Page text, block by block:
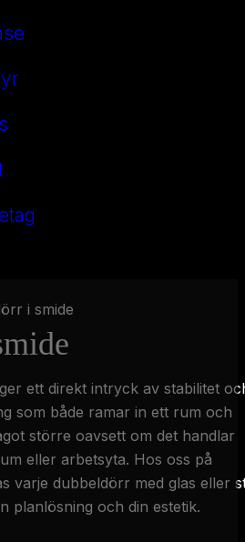
i smide
ett direkt intryck av stabilitet
som både ramar in ett rum och
större oavsett om det handlar
eller arbetsyta. Hos oss på
varje dubbeldörr med glas eller
planlösning och din estetik.